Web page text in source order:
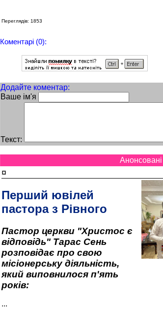
Переглядів: 1853
Коментарі (0):
Додайте коментар:
Ваше ім'я
Текст:
¤
Перший ювілей
пастора з Рівного
Пастор церкви "Христос є
відповідь" Тарас Сень
розповідає про свою
місіонерську діяльність,
який виповнилося п'ять
років:
...